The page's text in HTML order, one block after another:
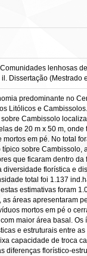
lenhosas
Dissertação
predominante no
Litólicos e
Cambissolo
de 20 m x 50 m,
em pé. No total
sobre Cambissolo,
que ficaram dentro
diversidade florística e
total foi 1.137
estimativas foram
áreas apresentaram
mortos em pé o
maior área basal.
e estruturais entre
capacidade de troca
diferenças florístico-